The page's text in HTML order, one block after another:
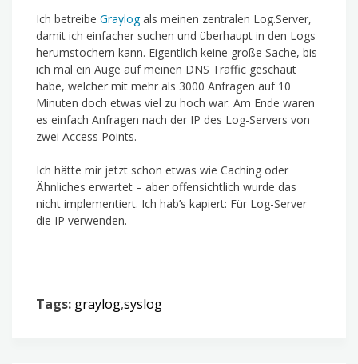
Ich betreibe Graylogals meinen zentralen Log.Server,
damit ich einfacher suchen und überhaupt in den Logs
herumstochern kann. Eigentlich keine große Sache, bis
ich mal ein Auge auf meinen DNS Traffic geschaut
habe, welcher mit mehr als 3000 Anfragen auf 10
Minuten doch etwas viel zu hoch war. Am Ende waren
es einfach Anfragen nach der IP des Log-Servers von
zwei Access Points.
Ich hätte mir jetzt schon etwas wie Caching oder
Ähnliches erwartet – aber offensichtlich wurde das
nicht implementiert. Ich hab’s kapiert: Für Log-Server
die IP verwenden.
Tags: graylog,syslog